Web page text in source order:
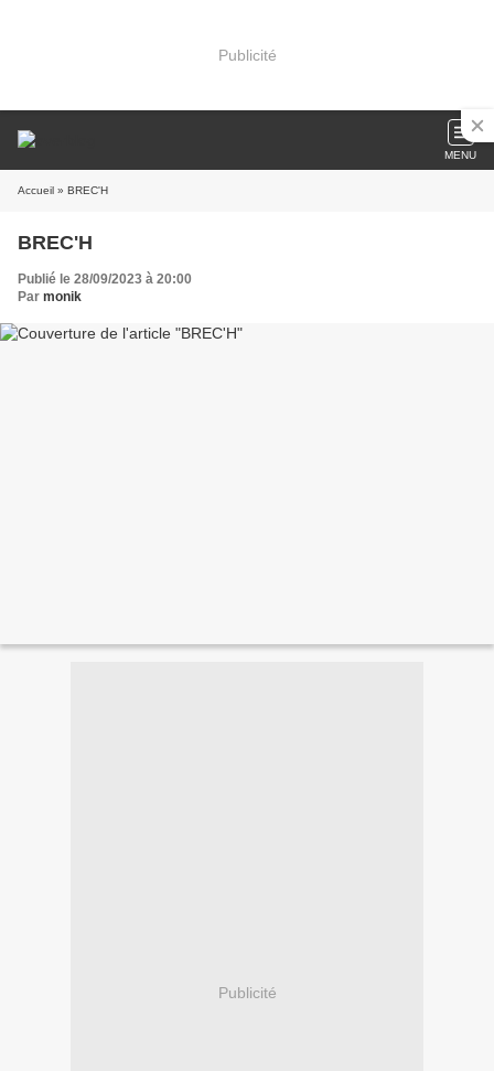
Publicité
MENU
Accueil » BREC'H
BREC'H
Publié le 28/09/2023 à 20:00
Par monik
Publicité